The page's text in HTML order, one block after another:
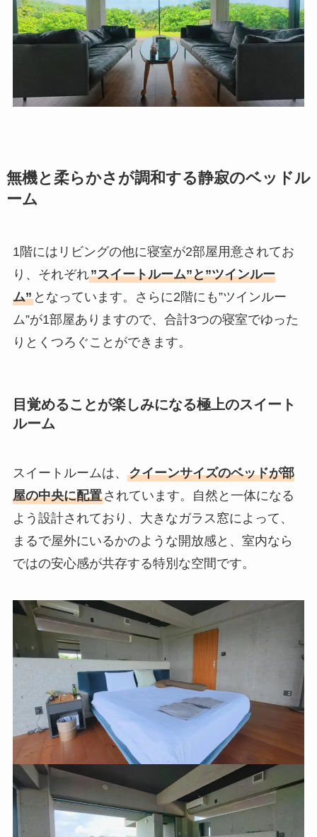
無機と柔らかさが調和する静寂のベッドル
ーム
1階にはリビングの他に寝室が2部屋用意されてお
り、それぞれ”スイートルーム”と”ツインルー
ム”となっています。さらに2階にも”ツインルー
ム”が1部屋ありますので、合計3つの寝室でゆった
りとくつろぐことができます。
目覚めることが楽しみになる極上のスイート
ルーム
スイートルームは、 クイーンサイズのベッドが部
屋の中央に配置されています。自然と一体になる
よう設計されており、大きなガラス窓によって、
まるで屋外にいるかのような開放感と、室内なら
ではの安心感が共存する特別な空間です。